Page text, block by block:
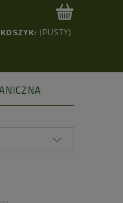
KOSZYK: (PUSTY)